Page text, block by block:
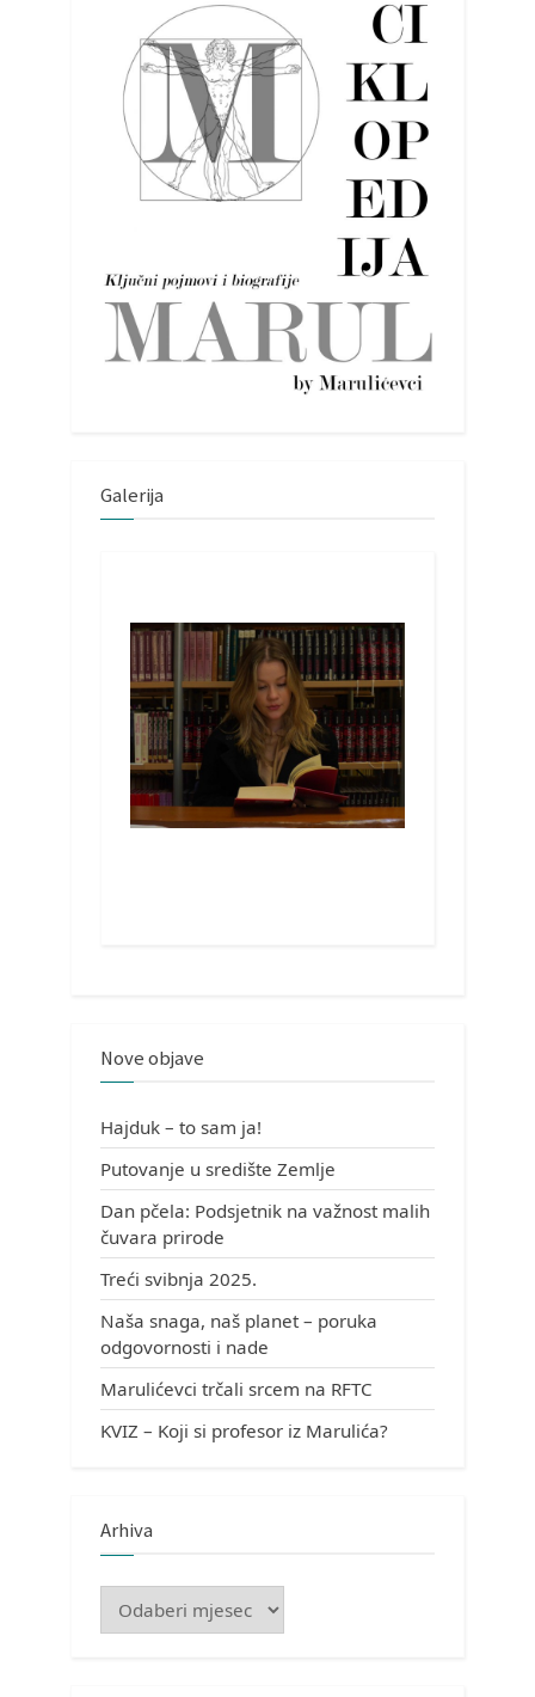
Galerija
Nove objave
Hajduk – to sam ja!
Putovanje u središte Zemlje
Dan pčela: Podsjetnik na važnost malih
čuvara prirode
Treći svibnja 2025.
Naša snaga, naš planet – poruka
odgovornosti i nade
Marulićevci trčali srcem na RFTC
KVIZ – Koji si profesor iz Marulića?
Arhiva